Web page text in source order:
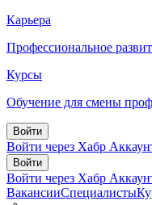
Карьера
Профессиональное
Курсы
Обучение для смены
Войти
Войти через Хабр
Войти
Войти через Хабр
ВакансииСпециалисты